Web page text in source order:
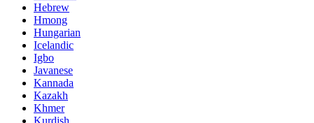
Hebrew
Hmong
Hungarian
Icelandic
Igbo
Javanese
Kannada
Kazakh
Khmer
Kurdish